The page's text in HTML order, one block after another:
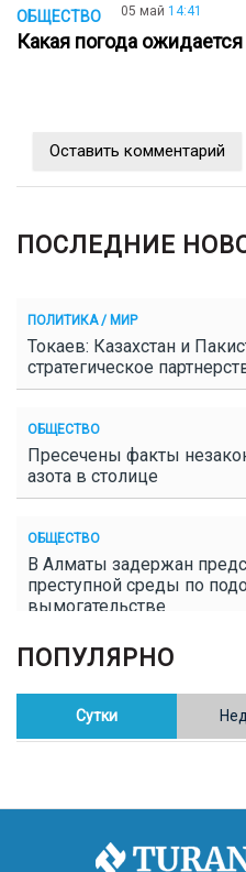
ОБЩЕСТВО 05 май 14:41
Какая погода
Оставить комментарий
ПОСЛЕДНИЕ
ПОЛИТИКА / МИР
Токаев: Казахстан и
стратегическое
ОБЩЕСТВО
Пресечены факты
азота в столице
ОБЩЕСТВО
В Алматы задержан
преступной среды по
вымогательстве
ОБЩЕСТВО
Полицейские пресекли
конопли в Таразе
Казахстан возглавил
ПОПУЛЯРНО
Сутки